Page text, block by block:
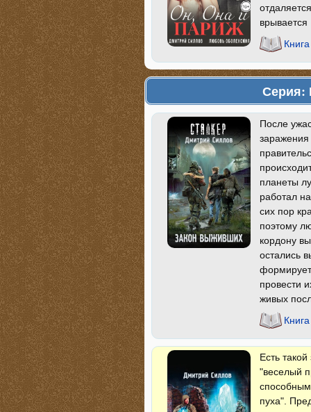
Серия:
После
планеты
работал
сих пор
поэтому
кордону
остались
провести
живых
Есть
"веселый
пуха".